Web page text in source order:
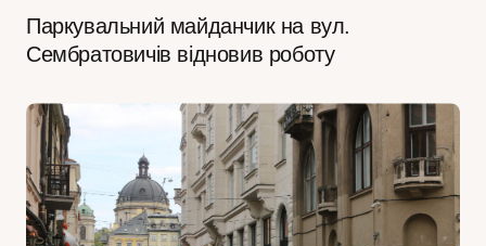
Паркувальний майданчик на вул.
Сембратовичів відновив роботу